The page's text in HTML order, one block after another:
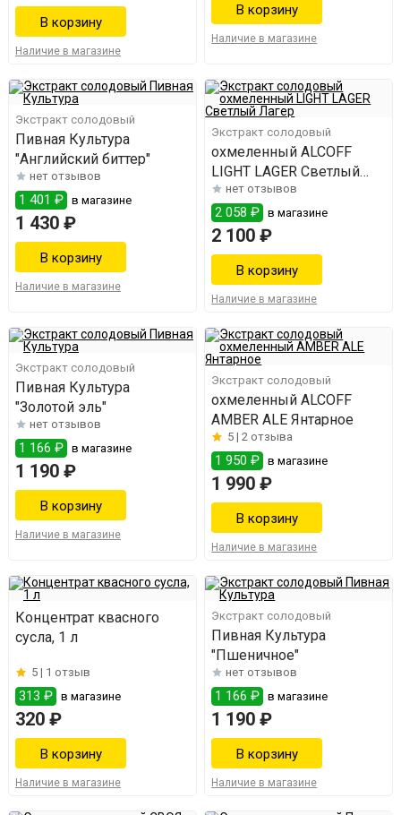
Наличие в магазине
Наличие в магазине
Экстракт солодовый
Пивная Культура
"Английский биттер"
нет отзывов
1 401 ₽ в магазине
1 430 ₽
Наличие в магазине
Экстракт солодовый
охмеленный ALCOFF
LIGHT LAGER Светлый
Лагер
нет отзывов
2 058 ₽ в магазине
2 100 ₽
Наличие в магазине
Экстракт солодовый
Пивная Культура
"Золотой эль"
нет отзывов
1 166 ₽ в магазине
1 190 ₽
Наличие в магазине
Экстракт солодовый
охмеленный ALCOFF
AMBER ALE Янтарное
5 |2 отзыва
1 950 ₽ в магазине
1 990 ₽
Наличие в магазине
Концентрат квасного
сусла, 1 л
5 | 1 отзыв
313 ₽ в магазине
320 ₽
Наличие в магазине
Экстракт солодовый
Пивная Культура
"Пшеничное"
нет отзывов
1 166 ₽ в магазине
1 190 ₽
Наличие в магазине